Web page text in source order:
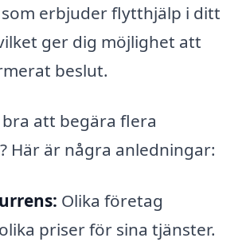
erbjuder flytthjälp i ditt
ger dig möjlighet att
beslut.
att begära flera
Här är några anledningar:
Olika företag
priser för sina tjänster.